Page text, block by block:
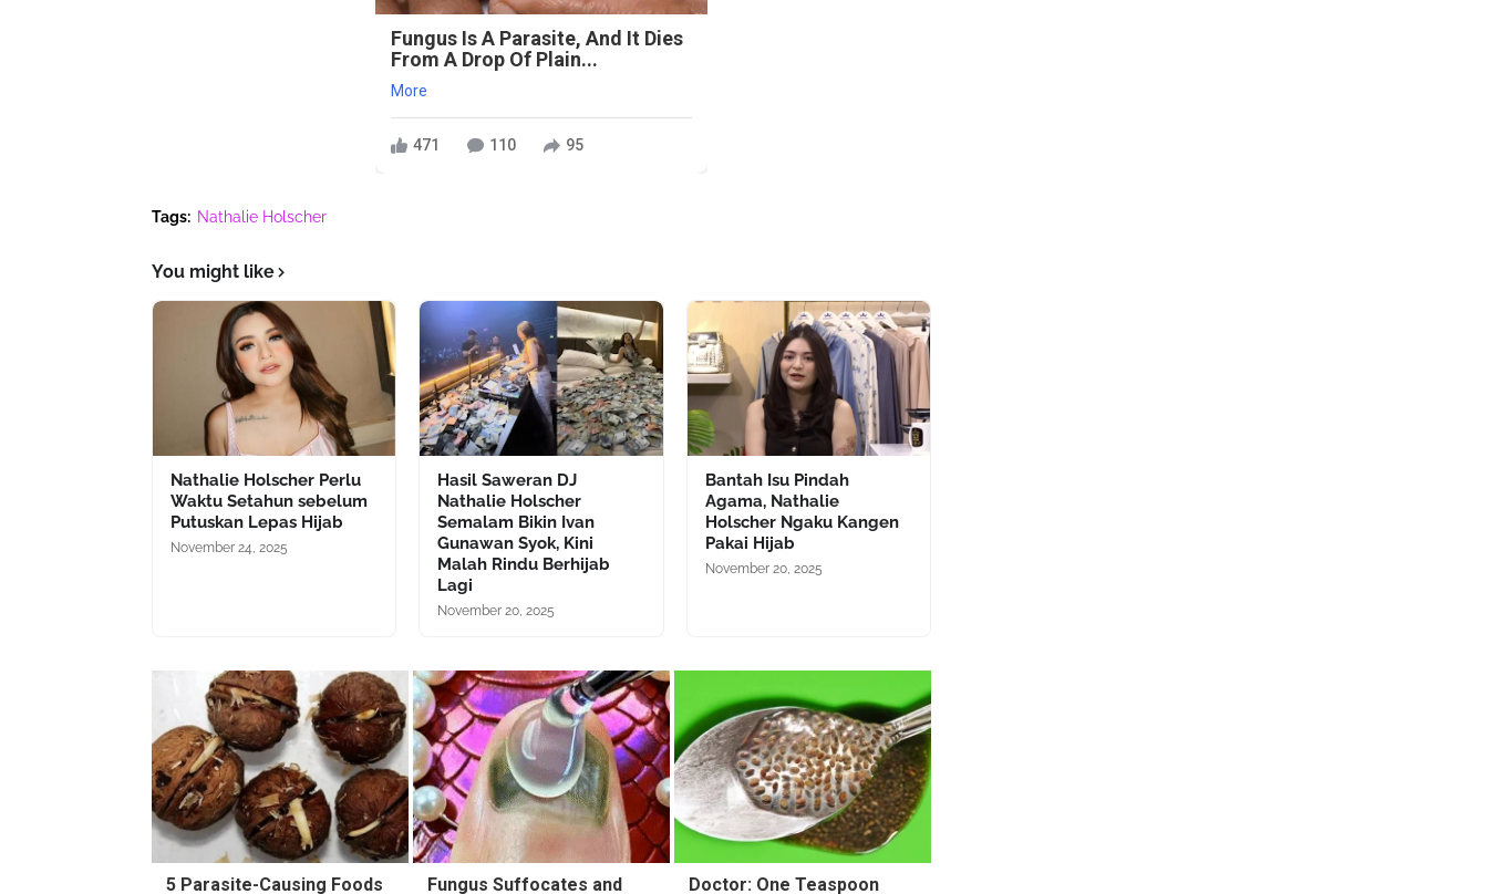
Fungus Is A Parasite, And It Dies
From A Drop Of Plain...
More
471 110 95
Tags: Nathalie Holscher
You might like
Nathalie Holscher Perlu
Waktu Setahun sebelum
Putuskan Lepas Hijab
November 24, 2025
Hasil Saweran DJ
Nathalie Holscher
Semalam Bikin Ivan
Gunawan Syok, Kini
Malah Rindu Berhijab
Lagi
November 20, 2025
Bantah Isu Pindah
Agama, Nathalie
Holscher Ngaku Kangen
Pakai Hijab
November 20, 2025
5 Parasite-Causing Foods
Fungus Suffocates and
Doctor: One Teaspoon